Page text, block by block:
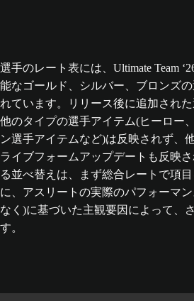
選手のレート表には、Ultimate Team
能なゴールド、シルバー、ブロンズ
れています。リリース後に追加された
他のタイプの選手アイテム(ヒーロー
ン選手アイテムなど)は反映されず、
ライブフォームアップデートも反映
る並べ替えは、まず総合レートで項
に、アスリートの実際のパフォーマ
なく)に基づいた主観要因によって、
す。